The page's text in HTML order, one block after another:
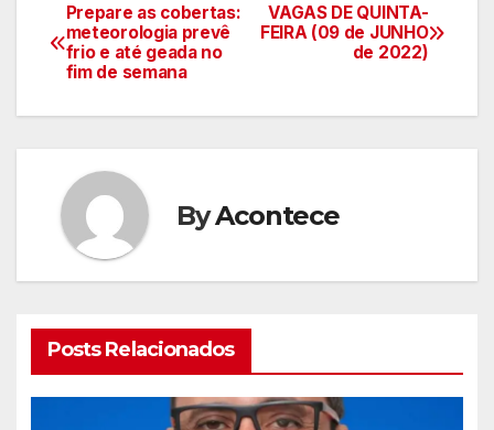
Navegação
de
artigos
VAGAS DE QUINTA-
FEIRA (09 de JUNHO
de 2022)
Prepare as cobertas:
meteorologia prevê
frio e até geada no
fim de semana
ByAcontece
Posts Relacionados